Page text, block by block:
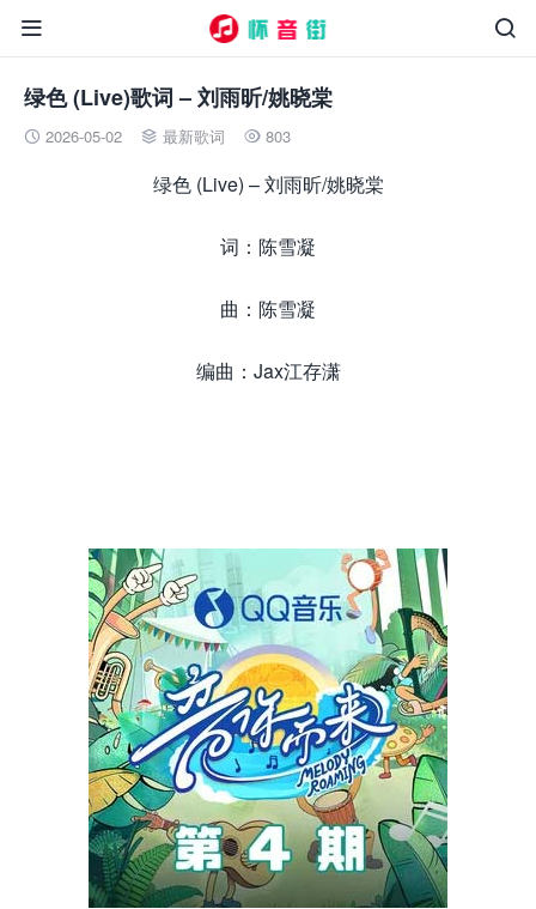


绿色 (Live)歌词 – 刘雨昕/姚晓棠
 2026-05-02  最新歌词  803
绿色 (Live) – 刘雨昕/姚晓棠
词：陈雪凝
曲：陈雪凝
编曲：Jax江存潇